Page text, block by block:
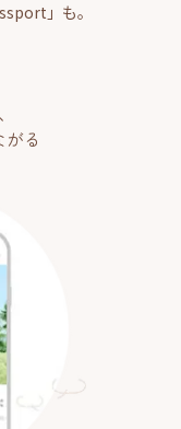
」も。
る